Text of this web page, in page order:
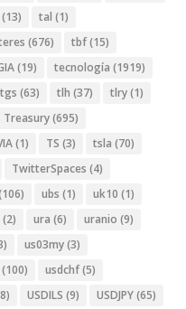
(13) tal (1)
(676) tbf(15)
(19) tecnología (1919)
tgs (63) tlh (37) tlry(1)
Treasury(695)
(1) TS (3) tsla (70)
TwitterSpaces (4)
ubs (1) uk10 (1)
(2) ura (6) uranio (9)
us03my(3)
(100) usdchf(5)
USDILS (9) USDJPY(65)